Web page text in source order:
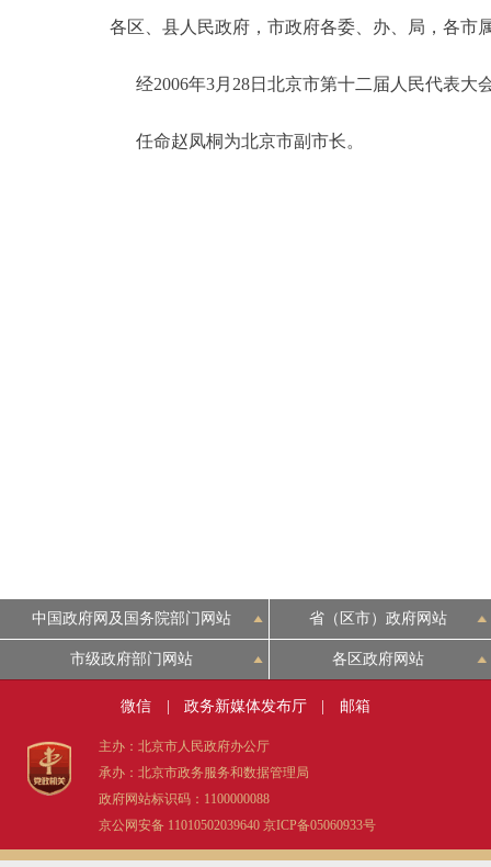
政策兑现
决策公开
政务服务
北京概况
多语种
ENGLISH
各区、县人民政府，市政府各委、办、局，各市
经2006年3月28日北京市第十二届人民代表大
任命赵凤桐为北京市副市长。
中国政府网及国务院部门网站 省（区市）政府网站
市级政府部门网站 各区政府网站
微信 政务新媒体发布厅 邮箱
主办：北京市人民政府办公厅
承办：北京市政务服务和数据管理局
政府网站标识码：1100000088
京公网安备 11010502039640 京ICP备05060933号